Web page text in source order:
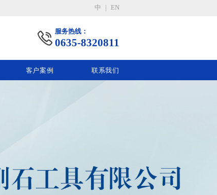
中 EN
服务热线：
0635-8320811
客户案例 联系我们